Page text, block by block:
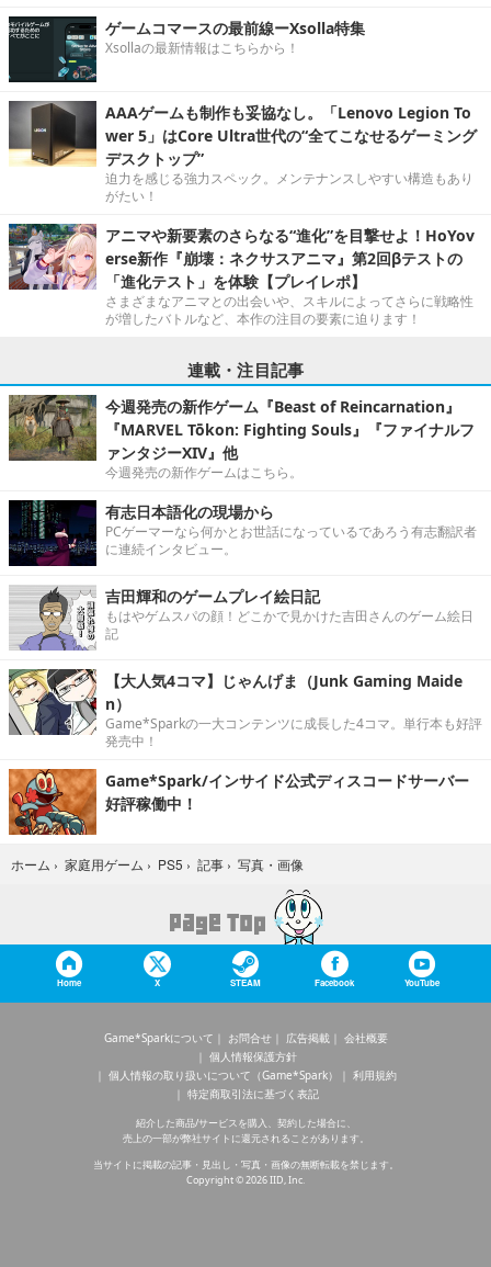
ゲームコマースの最前線ーXsolla特集
Xsollaの最新情報はこちらから！
AAAゲームも制作も妥協なし。「Lenovo Legion To
wer 5」はCore Ultra世代の“全てこなせるゲーミング
デスクトップ”
迫力を感じる強力スペック。メンテナンスしやすい構造もあり
がたい！
アニマや新要素のさらなる“進化”を目撃せよ！HoYov
erse新作『崩壊：ネクサスアニマ』第2回βテストの
「進化テスト」を体験【プレイレポ】
さまざまなアニマとの出会いや、スキルによってさらに戦略性
が増したバトルなど、本作の注目の要素に迫ります！
連載・注目記事
今週発売の新作ゲーム『Beast of Reincarnation』
『MARVEL Tōkon: Fighting Souls』『ファイナルフ
ァンタジーXIV』他
今週発売の新作ゲームはこちら。
有志日本語化の現場から
PCゲーマーなら何かとお世話になっているであろう有志翻訳者
に連続インタビュー。
吉田輝和のゲームプレイ絵日記
もはやゲムスパの顔！どこかで見かけた吉田さんのゲーム絵日
記
【大人気4コマ】じゃんげま（Junk Gaming Maide
n）
Game*Sparkの一大コンテンツに成長した4コマ。単行本も好評
発売中！
Game*Spark/インサイド公式ディスコードサーバー
好評稼働中！
ホーム › 家庭用ゲーム › PS5 › 記事 › 写真・画像
Home X STEAM Facebook YouTube
Game*Sparkについて お問合せ 広告掲載
会社概要
個人情報保護方針
個人情報の取り扱いについて（Game*Spark）
利用規約
特定商取引法に基づく表記
紹介した商品/サービスを購入、契約した場合に、
売上の一部が弊社サイトに還元されることがあります。
当サイトに掲載の記事・見出し・写真・画像の無断転載を禁じます。
Copyright © 2026 IID, Inc.